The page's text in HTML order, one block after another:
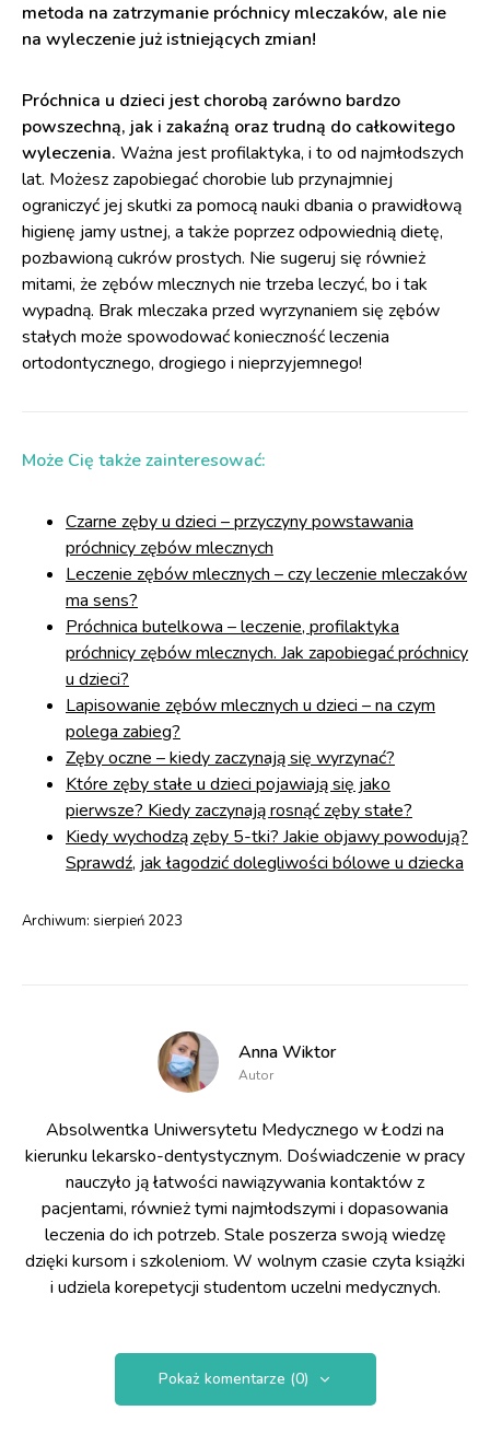
metoda na zatrzymanie próchnicy mleczaków, ale nie
na wyleczenie już istniejących zmian!
Próchnica u dzieci jest chorobą zarówno bardzo
powszechną, jak i zakaźną oraz trudną do całkowitego
wyleczenia. Ważna jest profilaktyka, i to od najmłodszych
lat. Możesz zapobiegać chorobie lub przynajmniej
ograniczyć jej skutki za pomocą nauki dbania o prawidłową
higienę jamy ustnej, a także poprzez odpowiednią dietę,
pozbawioną cukrów prostych. Nie sugeruj się również
mitami, że zębów mlecznych nie trzeba leczyć, bo i tak
wypadną. Brak mleczaka przed wyrzynaniem się zębów
stałych może spowodować konieczność leczenia
ortodontycznego, drogiego i nieprzyjemnego!
Może Cię także zainteresować:
Czarne zęby u dzieci – przyczyny powstawania
próchnicy zębów mlecznych
Leczenie zębów mlecznych – czy leczenie mleczaków
ma sens?
Próchnica butelkowa – leczenie, profilaktyka
próchnicy zębów mlecznych. Jak zapobiegać próchnicy
u dzieci?
Lapisowanie zębów mlecznych u dzieci – na czym
polega zabieg?
Zęby oczne – kiedy zaczynają się wyrzynać?
Które zęby stałe u dzieci pojawiają się jako
pierwsze? Kiedy zaczynają rosnąć zęby stałe?
Kiedy wychodzą zęby 5-tki? Jakie objawy powodują?
Sprawdź, jak łagodzić dolegliwości bólowe u dziecka
Archiwum: sierpień 2023
Anna Wiktor
Autor
Absolwentka Uniwersytetu Medycznego w Łodzi na
kierunku lekarsko-dentystycznym. Doświadczenie w pracy
nauczyło ją łatwości nawiązywania kontaktów z
pacjentami, również tymi najmłodszymi i dopasowania
leczenia do ich potrzeb. Stale poszerza swoją wiedzę
dzięki kursom i szkoleniom. W wolnym czasie czyta książki
i udziela korepetycji studentom uczelni medycznych.
Pokaż komentarze (0)